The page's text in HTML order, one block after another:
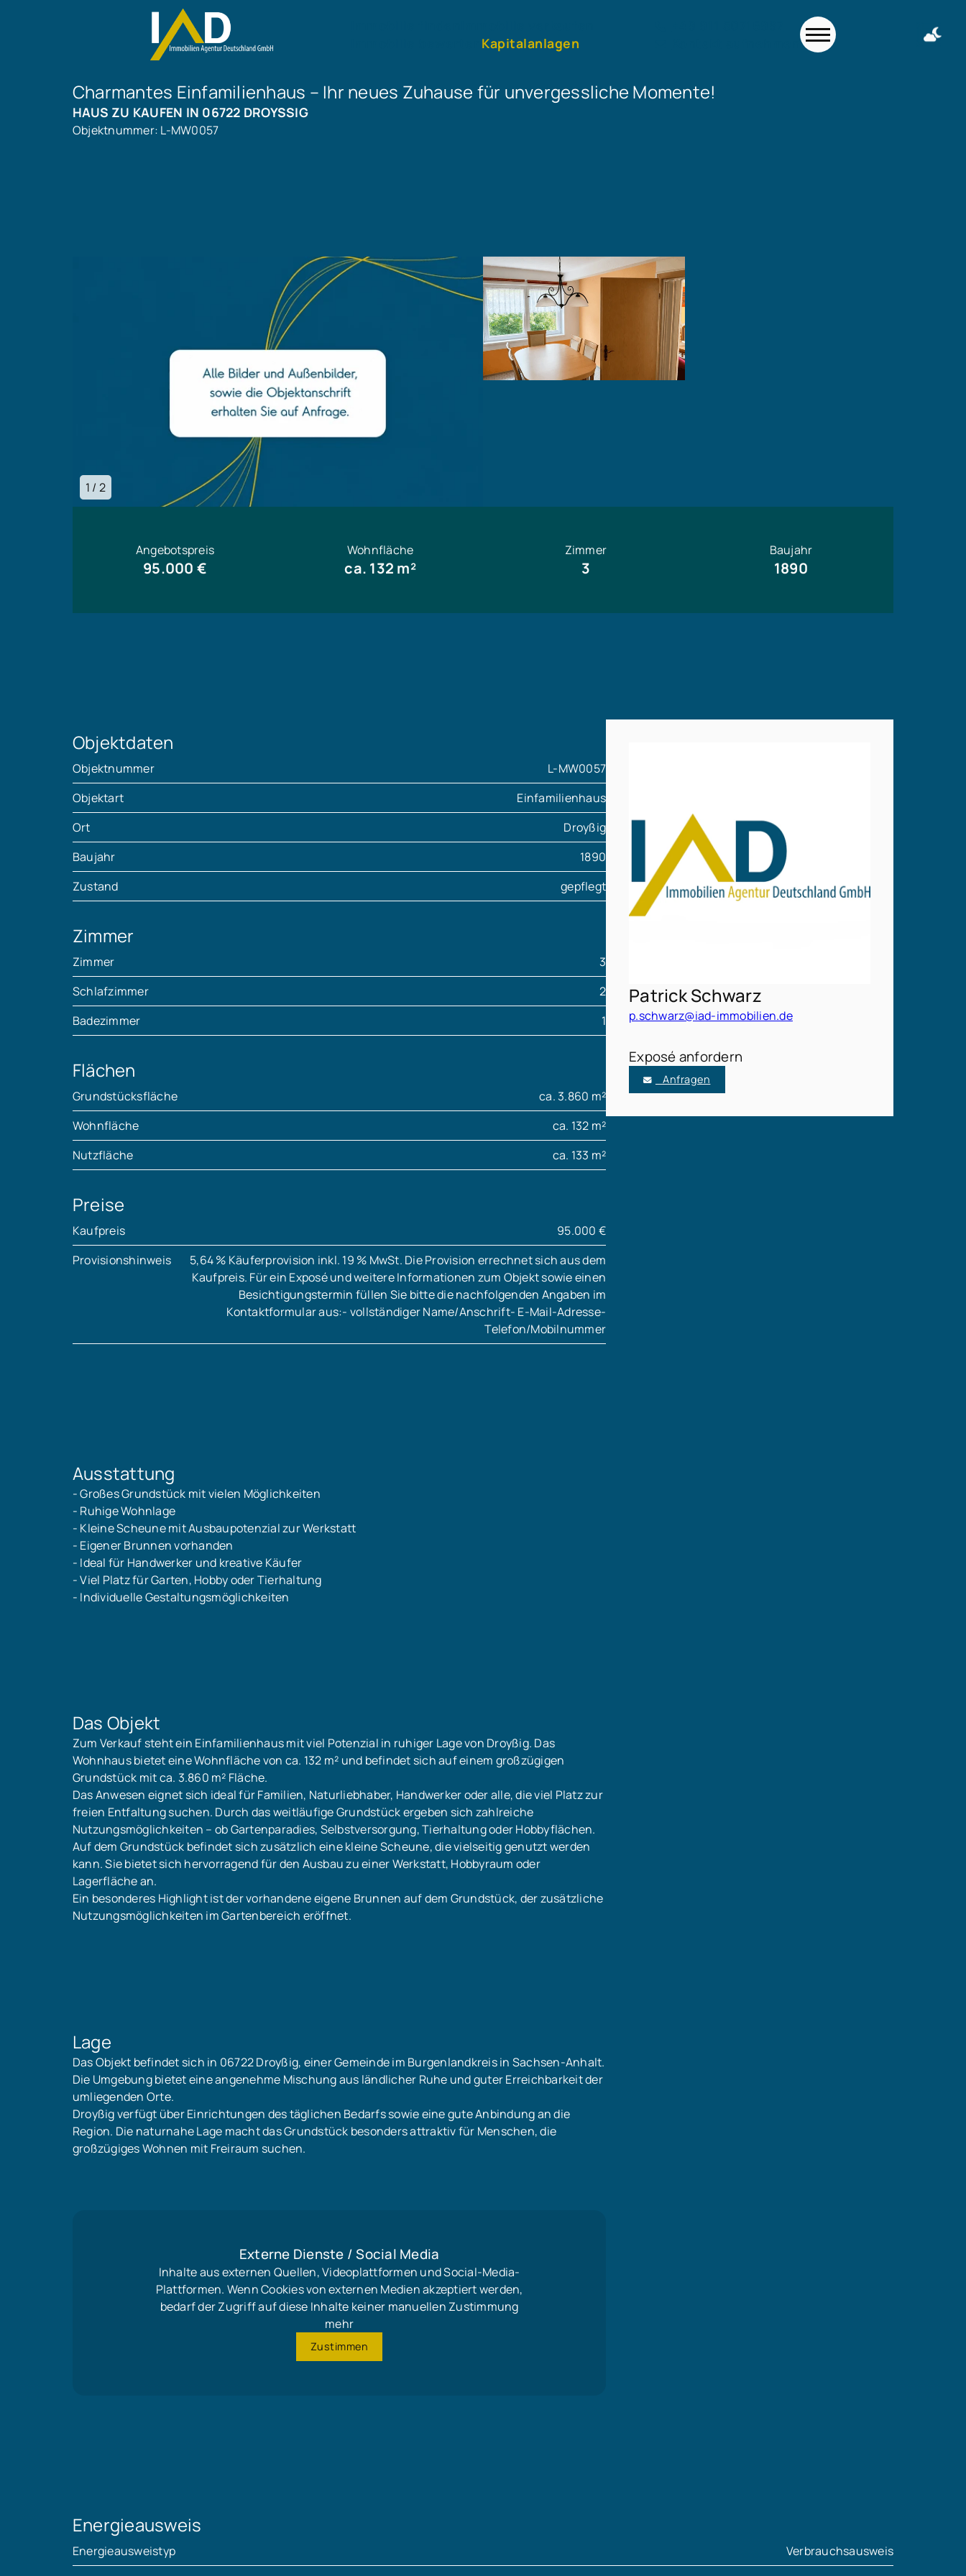
Kapitalanlagen
Kontakt aufnehmen
Charmantes Einfamilienhaus – Ihr neues Zuhause für unvergessliche Momente!
HAUS ZU KAUFEN IN 06722 DROYSSIG
Objektnummer: L-MW0057
1 / 2
Angebotspreis
95.000 €
Wohnfläche
ca. 132 m²
Zimmer
3
Baujahr
1890
Objektdaten
Objektnummer
L-MW0057
Objektart
Einfamilienhaus
Ort
Droyßig
Baujahr
1890
Zustand
gepflegt
Zimmer
Zimmer
3
Schlafzimmer
2
Badezimmer
1
Flächen
Grundstücksfläche
ca. 3.860 m²
Wohnfläche
ca. 132 m²
Nutzfläche
ca. 133 m²
Preise
Kaufpreis
95.000 €
Provisionshinweis
5,64 % Käuferprovision inkl. 19 % MwSt. Die Provision errechnet sich aus dem
Kaufpreis. Für ein Exposé und weitere Informationen zum Objekt sowie einen
Besichtigungstermin füllen Sie bitte die nachfolgenden Angaben im
Kontaktformular aus:- vollständiger Name/Anschrift- E-Mail-Adresse-
Telefon/Mobilnummer
Ausstattung
- Großes Grundstück mit vielen Möglichkeiten
- Ruhige Wohnlage
- Kleine Scheune mit Ausbaupotenzial zur Werkstatt
- Eigener Brunnen vorhanden
- Ideal für Handwerker und kreative Käufer
- Viel Platz für Garten, Hobby oder Tierhaltung
- Individuelle Gestaltungsmöglichkeiten
Das Objekt
Zum Verkauf steht ein Einfamilienhaus mit viel Potenzial in ruhiger Lage von Droyßig. Das
Wohnhaus bietet eine Wohnfläche von ca. 132 m² und befindet sich auf einem großzügigen
Grundstück mit ca. 3.860 m² Fläche.
Das Anwesen eignet sich ideal für Familien, Naturliebhaber, Handwerker oder alle, die viel Platz zur
freien Entfaltung suchen. Durch das weitläufige Grundstück ergeben sich zahlreiche
Nutzungsmöglichkeiten – ob Gartenparadies, Selbstversorgung, Tierhaltung oder Hobbyflächen.
Auf dem Grundstück befindet sich zusätzlich eine kleine Scheune, die vielseitig genutzt werden
kann. Sie bietet sich hervorragend für den Ausbau zu einer Werkstatt, Hobbyraum oder
Lagerfläche an.
Ein besonderes Highlight ist der vorhandene eigene Brunnen auf dem Grundstück, der zusätzliche
Nutzungsmöglichkeiten im Gartenbereich eröffnet.
Lage
Das Objekt befindet sich in 06722 Droyßig, einer Gemeinde im Burgenlandkreis in Sachsen-Anhalt.
Die Umgebung bietet eine angenehme Mischung aus ländlicher Ruhe und guter Erreichbarkeit der
umliegenden Orte.
Droyßig verfügt über Einrichtungen des täglichen Bedarfs sowie eine gute Anbindung an die
Region. Die naturnahe Lage macht das Grundstück besonders attraktiv für Menschen, die
großzügiges Wohnen mit Freiraum suchen.
Externe Dienste / Social Media
Inhalte aus externen Quellen, Videoplattformen und Social-Media-
Plattformen. Wenn Cookies von externen Medien akzeptiert werden,
bedarf der Zugriff auf diese Inhalte keiner manuellen Zustimmung
mehr
Zustimmen
Patrick Schwarz
p.schwarz@iad-immobilien.de
Exposé anfordern
Anfragen
Energieausweis
Energieausweistyp
Verbrauchsausweis